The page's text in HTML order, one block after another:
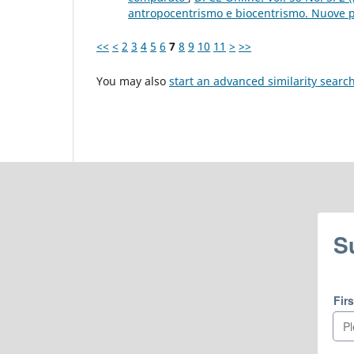
antropocentrismo e biocentrismo. Nuove
<< < 2 3 4 5 6 7 8 9 10 11 > >>
You may also start an advanced similarity